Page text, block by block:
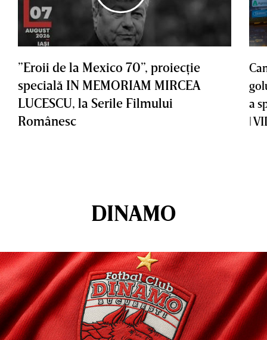
”Eroii de la Mexico 70”, proiecţie
specială IN MEMORIAM MIRCEA
LUCESCU, la Serile Filmului
Românesc
a
|
DINAMO